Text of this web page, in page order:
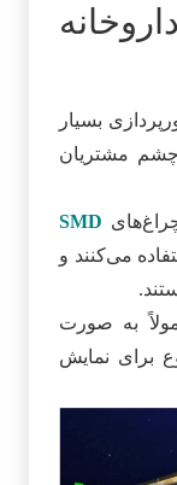
بسیار
مشتریان
SMD
می‌کنند و
به صورت
برای نمایش